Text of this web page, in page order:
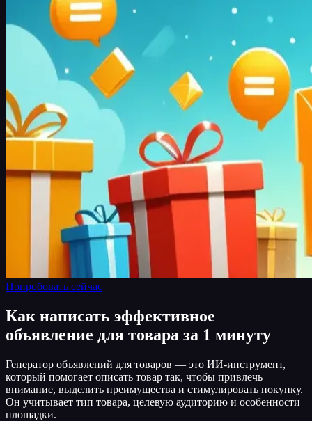
Попробовать сейчас
Как написать эффективное
объявление для товара за 1 минуту
Генератор объявлений для товаров — это ИИ-инструмент,
который помогает описать товар так, чтобы привлечь
внимание, выделить преимущества и стимулировать покупку.
Он учитывает тип товара, целевую аудиторию и особенности
площадки.